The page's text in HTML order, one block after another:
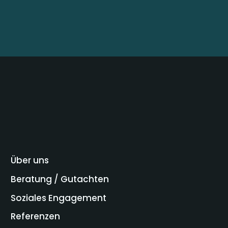
Über uns
Beratung / Gutachten
Soziales Engagement
Referenzen